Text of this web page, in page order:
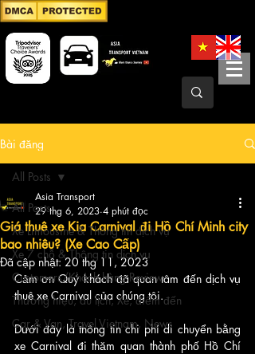
Bài đăng
All Posts
Xe Limousine & Thông tin dịch vụ
Xe 7 chỗ & Thông tin dịch vụ
Customers/Khách hàng Review
Thương hiệu, du lịch, Xe, điểm đến
Car & Van, Travel Vietnam, News
All Posts
Giá thuê xe Kia Carnival đi Hồ Chí Minh city
bao nhiêu? (Xe Cao Cấp)
Asia Transport
29 thg 6, 2023 4 phút đọc
Đã cập nhật:20 thg 11, 2023
Cảm ơn Quý khách đã quan tâm đến dịch vụ
thuê xe Carnival của chúng tôi.
Dưới đây là thông tin chi phí di chuyển bằng
xe Carnival đi thăm quan thành phố Hồ Chí